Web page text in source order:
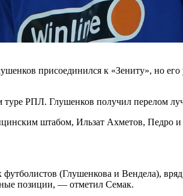
присоединился к «Зениту», но его
туре РПЛ. Глушенков получил перелом
штабом, Ильзат Ахметов, Педро
(Глушенкова и Вендела),
позиции, — отметил Семак.